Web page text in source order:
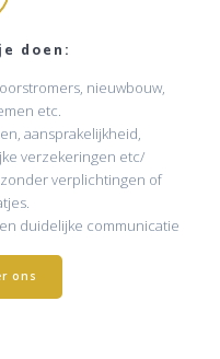
doen:
nieuwbouw,
etc.
aansprakelijkheid,
verzekeringen etc/
verplichtingen of
duidelijke communicatie
ons